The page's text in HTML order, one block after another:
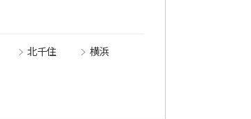
北千住
横浜